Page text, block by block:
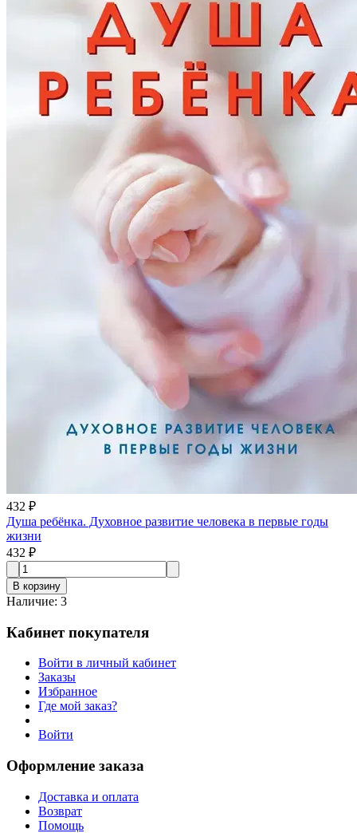
432 ₽
Душа ребёнка. Духовное развитие человека в первые годы
жизни
432 ₽
В корзину
Наличие: 3
Кабинет покупателя
Войти в личный кабинет
Заказы
Избранное
Где мой заказ?
Войти
Оформление заказа
Доставка и оплата
Возврат
Помощь